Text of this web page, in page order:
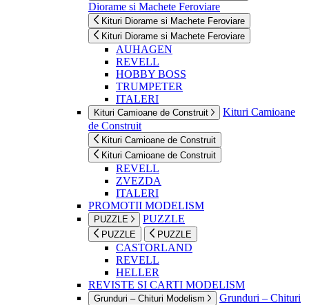
Diorame si Machete Feroviare
Kituri Diorame si Machete Feroviare
Kituri Diorame si Machete Feroviare
AUHAGEN
REVELL
HOBBY BOSS
TRUMPETER
ITALERI
Kituri Camioane de Construit
Kituri Camioane
de Construit
Kituri Camioane de Construit
Kituri Camioane de Construit
REVELL
ZVEZDA
ITALERI
PROMOTII MODELISM
PUZZLE PUZZLE
PUZZLE PUZZLE
CASTORLAND
REVELL
HELLER
REVISTE SI CARTI MODELISM
Grunduri – Chituri Modelism
Grunduri – Chituri